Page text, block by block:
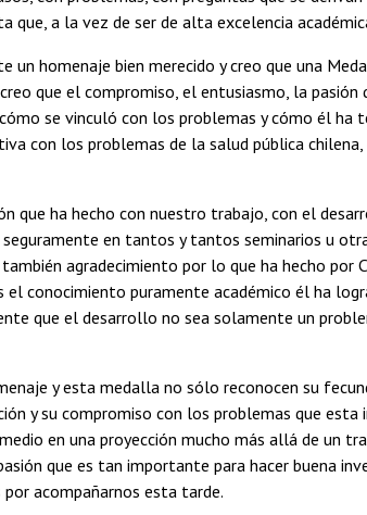
que, a la vez de ser de alta excelencia
un homenaje bien merecido y creo que una
que el compromiso, el entusiasmo, la
se vinculó con los problemas y cómo él
con los problemas de la salud pública
que ha hecho con nuestro trabajo, con el
en tantos y tantos seminarios u
agradecimiento por lo que ha hecho por
conocimiento puramente académico él ha
que el desarrollo no sea solamente un
y esta medalla no sólo reconocen su
y su compromiso con los problemas que esta
en una proyección mucho más allá de un
que es tan importante para hacer buena
acompañarnos esta tarde.